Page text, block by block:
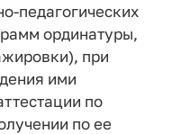
педагогических
ординатуры,
при
ими
по
по ее